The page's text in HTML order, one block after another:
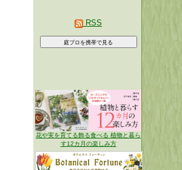
RSS
花や実を育てる飾る食べる 植物と暮ら
す12カ月の楽しみ方